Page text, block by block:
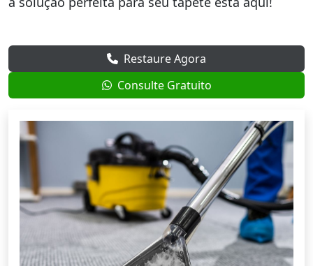
Restaure Agora
Consulte Gratuito